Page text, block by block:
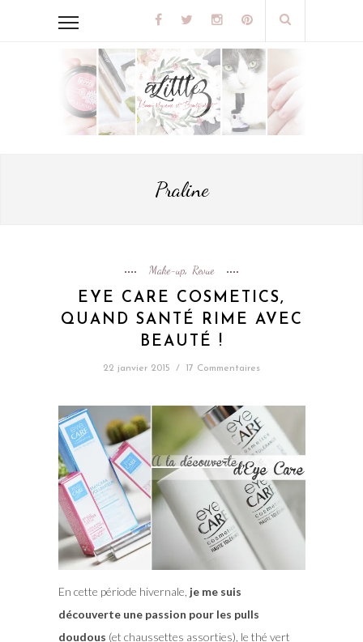
Praline
Make-up, Revue
EYE CARE COSMETICS,
QUAND SANTÉ RIME AVEC
BEAUTÉ !
22 janvier 2015 / 17 Commentaires
En cette période hivernale, je me suis
découverte une passion pour les pulls
doudous (et chaussettes assorties), le thé vert